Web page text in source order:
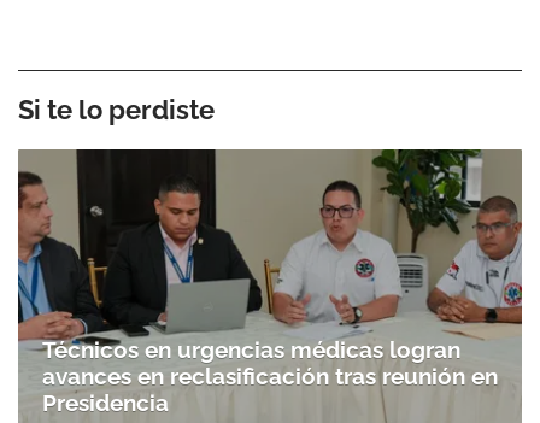
Si te lo perdiste
Técnicos en urgencias médicas logran
avances en reclasificación tras reunión en
Presidencia